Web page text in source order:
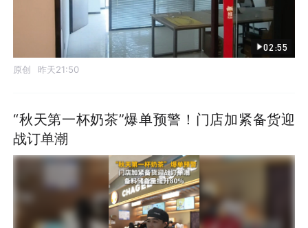
02:55
原创 昨天21:50
“秋天第一杯奶茶”爆单预警！门店加紧备货迎
战订单潮